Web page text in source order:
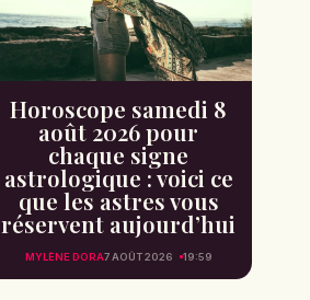
Horoscope samedi 8
août 2026 pour
chaque signe
astrologique : voici ce
que les astres vous
réservent aujourd’hui
MYLÈNE DORA7 AOÛT 2026 19:59